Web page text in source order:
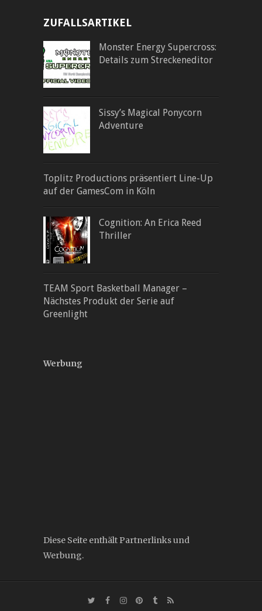
ZUFALLSARTIKEL
Monster Energy Supercross:
Details zum Streckeneditor
Sissy’s Magical Ponycorn
Adventure
Toplitz Productions präsentiert Line-Up
auf der GamesCom in Köln
Cognition: An Erica Reed
Thriller
TEAM Sport Basketball Manager –
Nächstes Produkt der Serie auf
Greenlight
Werbung
Diese Seite enthält Partnerlinks und
Werbung.